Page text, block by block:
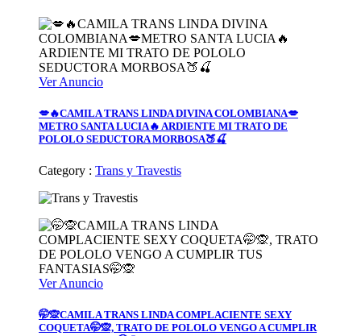
Ver Anuncio
💋🔥CAMILA TRANS LINDA DIVINA COLOMBIANA💋
METRO SANTA LUCIA🔥 ARDIENTE MI TRATO DE
POLOLO SEDUCTORA MORBOSA🍑🍒
Category : Trans y Travestis
Ver Anuncio
🤭🙊CAMILA TRANS LINDA COMPLACIENTE SEXY
COQUETA🤭🙊, TRATO DE POLOLO VENGO A CUMPLIR